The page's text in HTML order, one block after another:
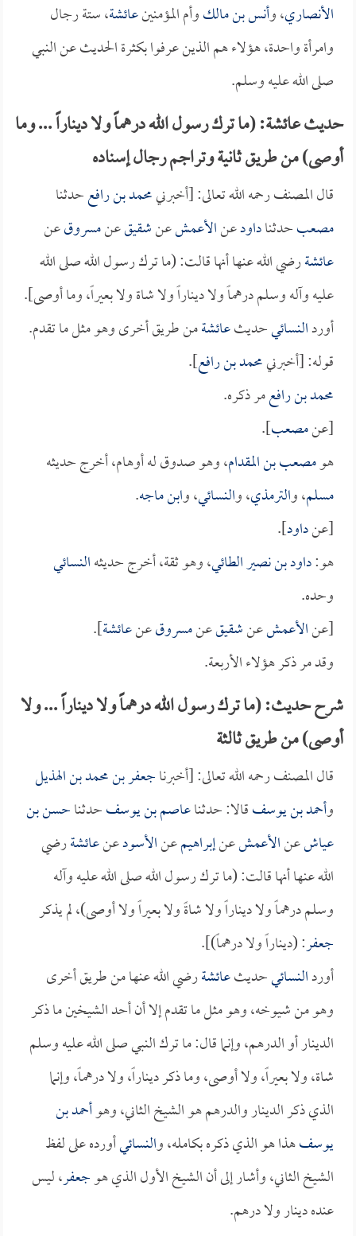
الأنصاري، وأنس بن مالكوأم المؤمنينعائشة، ستة رجال
وامرأة واحدة، هؤلاء هم الذين عرفوا بكثرة الحديث عن النبي
صلى الله عليه وسلم.
حديث عائشة: (ما ترك رسول الله درهماً ولا ديناراً ... وما
أوصى) من طريق ثانية وتراجم رجال إسناده
قال المصنف رحمه الله تعالى: [أخبرنيمحمد بن رافعحدثنا
مصعبحدثناداودعنالأعمشعنشقيقعنمسروقعن
عائشةرضي الله عنها أنها قالت: (ما ترك رسول الله صلى الله
عليه وآله وسلم درهماً ولا ديناراً ولا شاة ولا بعيراً، وما أوصى].
أوردالنسائيحديثعائشةمن طريق أخرى وهو مثل ما تقدم.
قوله: [أخبرنيمحمد بن رافع].
محمد بن رافعمر ذكره.
[عنمصعب].
هومصعب بن المقدام، وهو صدوق له أوهام، أخرج حديثه
مسلم، والترمذي، والنسائي، وابن ماجه.
[عنداود].
هو:داود بن نصير الطائي، وهو ثقة، أخرج حديثهالنسائي
وحده.
[عنالأعمشعنشقيقعنمسروقعنعائشة].
وقد مر ذكر هؤلاء الأربعة.
شرح حديث: (ما ترك رسول الله درهماً ولا ديناراً ... ولا
أوصى) من طريق ثالثة
قال المصنف رحمه الله تعالى: [أخبرناجعفر بن محمد بن الهذيل
وأحمد بن يوسفقالا: حدثناعاصم بن يوسفحدثناحسن بن
عياشعنالأعمشعنإبراهيمعنالأسودعنعائشةرضي
الله عنها أنها قالت: (ما ترك رسول الله صلى الله عليه وآله
وسلم درهماً ولا ديناراً ولا شاةً ولا بعيراً ولا أوصى)، لم يذكر
جعفر: (ديناراً ولا درهماً)].
أوردالنسائيحديثعائشةرضي الله عنها من طريق أخرى
وهو من شيوخه، وهو مثل ما تقدم إلا أن أحد الشيخين ما ذكر
الدينار أو الدرهم، وإنما قال: ما ترك النبي صلى الله عليه وسلم
شاة، ولا بعيراً، ولا أوصى، وما ذكر ديناراً، ولا درهماً، وإنما
الذي ذكر الدينار والدرهم هو الشيخ الثاني، وهوأحمد بن
يوسفهذا هو الذي ذكره بكامله، والنسائيأورده على لفظ
الشيخ الثاني، وأشار إلى أن الشيخ الأول الذي هوجعفر، ليس
عنده دينار ولا درهم.